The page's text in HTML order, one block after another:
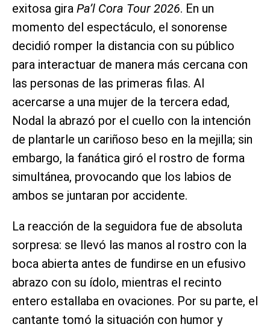
exitosa gira Pa’l Cora Tour 2026. En un
momento del espectáculo, el sonorense
decidió romper la distancia con su público
para interactuar de manera más cercana con
las personas de las primeras filas. Al
acercarse a una mujer de la tercera edad,
Nodal la abrazó por el cuello con la intención
de plantarle un cariñoso beso en la mejilla; sin
embargo, la fanática giró el rostro de forma
simultánea, provocando que los labios de
ambos se juntaran por accidente.
La reacción de la seguidora fue de absoluta
sorpresa: se llevó las manos al rostro con la
boca abierta antes de fundirse en un efusivo
abrazo con su ídolo, mientras el recinto
entero estallaba en ovaciones. Por su parte, el
cantante tomó la situación con humor y